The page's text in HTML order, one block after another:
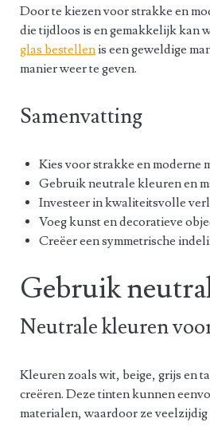
Door te kiezen voor strakke en
die tijdloos is en gemakkelijk kan
glas bestellenis een geweldige
manier weer te geven.
Samenvatting
Kies voor strakke en moderne
Gebruik neutrale kleuren en
Investeer in kwaliteitsvolle
Voeg kunst en decoratieve
Creëer een symmetrische
Gebruik
Neutrale kleuren
Kleuren zoals wit, beige, grijs en
creëren. Deze tinten kunnen
materialen, waardoor ze